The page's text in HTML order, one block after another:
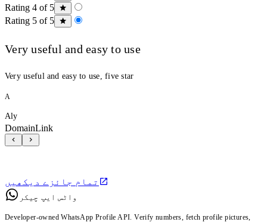
Rating 4 of 5
Rating 5 of 5
Very useful and easy to use
Very useful and easy to use, five star
A
Aly
DomainLink
تمام جائزے دیکھیں
واٹس ایپ چیکر
Developer-owned WhatsApp Profile API. Verify numbers, fetch profile pictures,